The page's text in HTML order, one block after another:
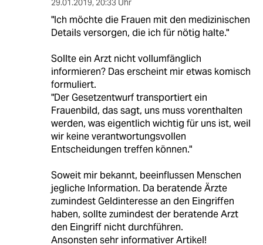
29.01.2019, 20:33 Uhr
"Ich möchte die Frauen mit den medizinischen
Details versorgen, die ich für nötig halte."
Sollte ein Arzt nicht vollumfänglich
informieren? Das erscheint mir etwas komisch
formuliert.
"Der Gesetzentwurf transportiert ein
Frauenbild, das sagt, uns muss vorenthalten
werden, was eigentlich wichtig für uns ist, weil
wir keine verantwortungsvollen
Entscheidungen treffen können."
Soweit mir bekannt, beeinflussen Menschen
jegliche Information. Da beratende Ärzte
zumindest Geldinteresse an den Eingriffen
haben, sollte zumindest der beratende Arzt
den Eingriff nicht durchführen.
Ansonsten sehr informativer Artikel!